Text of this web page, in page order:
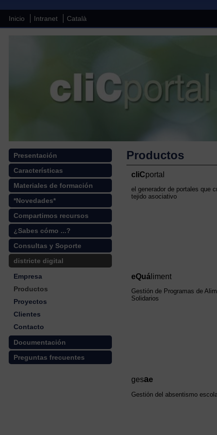
Inicio Intranet Català
Presentación
Características
Materiales de formación
*Novedades*
Compartimos recursos
¿Sabes cómo ...?
Consultas y Soporte
districte digital
Empresa
Productos
Proyectos
Clientes
Contacto
Documentación
Preguntas frecuentes
Productos
cliCportal
el generador de portales que
tejido asociativo
eQuá liment
Gestión de Programas de
Solidarios
gesae
Gestión del absentismo